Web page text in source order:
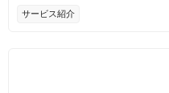
サービス紹介